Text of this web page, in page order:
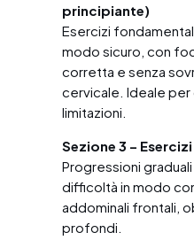
principiante)
Esercizi
modo sicuro, con
corretta e senza
cervicale. Ideale per
limitazioni.
Sezione 3 –
Progressioni
difficoltà in modo
addominali frontali,
profondi.